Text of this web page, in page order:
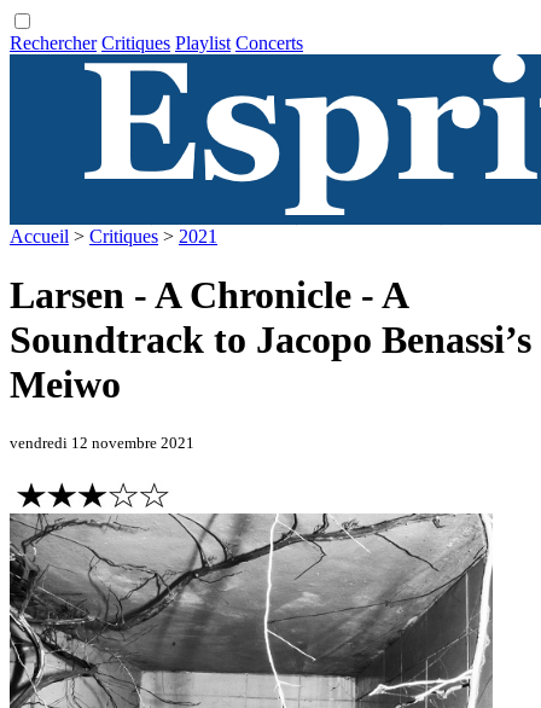
Rechercher Critiques Playlist Concerts
Accueil > Critiques > 2021
Larsen - A Chronicle - A
Soundtrack to Jacopo Benassi’s
Meiwo
vendredi 12 novembre 2021